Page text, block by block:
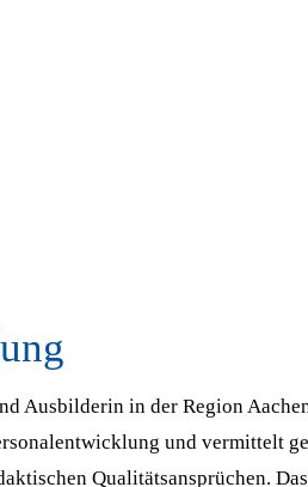
Ausbilderin in der Region
und vermittelt
Qualitätsansprüchen.